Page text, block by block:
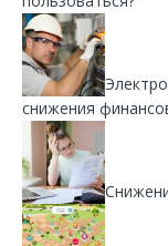
снижения